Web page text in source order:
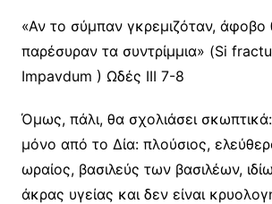
«Αν το σύμπαν γκρεμιζόταν, άφοβο
παρέσυραν τα συντρίμμια» (Si
Impavdum ) Ωδές ΙΙΙ 7-8
Όμως, πάλι, θα σχολιάσει
μόνο από το Δία: πλούσιος,
ωραίος, βασιλεύς των βασιλέων,
άκρας υγείας και δεν είναι